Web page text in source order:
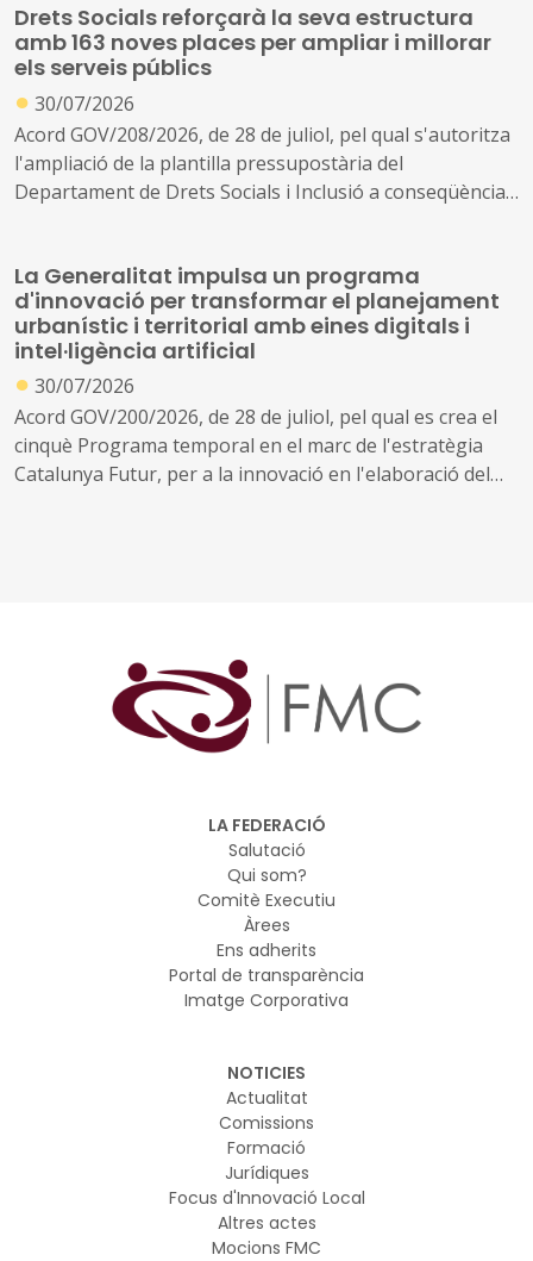
Drets Socials reforçarà la seva estructura
amb 163 noves places per ampliar i millorar
els serveis públics
● 30/07/2026
Acord GOV/208/2026, de 28 de juliol, pel qual s'autoritza
l'ampliació de la plantilla pressupostària del
Departament de Drets Socials i Inclusió a conseqüència
La Generalitat impulsa un programa
d'innovació per transformar el planejament
urbanístic i territorial amb eines digitals i
intel·ligència artificial
● 30/07/2026
Acord GOV/200/2026, de 28 de juliol, pel qual es crea el
cinquè Programa temporal en el marc de l'estratègia
Catalunya Futur, per a la innovació en l'elaboració del
LA FEDERACIÓ
Salutació
Qui som?
Comitè Executiu
Àrees
Ens adherits
Portal de transparència
Imatge Corporativa
NOTICIES
Actualitat
Comissions
Formació
Jurídiques
Focus d'Innovació Local
Altres actes
Mocions FMC